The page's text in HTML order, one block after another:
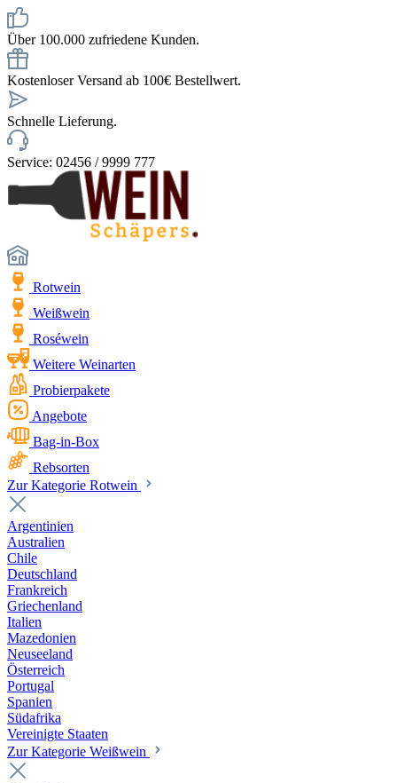
Über 100.000 zufriedene Kunden.
Kostenloser Versand ab 100€ Bestellwert.
Schnelle Lieferung.
Service: 02456 / 9999 777
Rotwein
Weißwein
Roséwein
Weitere Weinarten
Probierpakete
Angebote
Bag-in-Box
Rebsorten
Zur Kategorie Rotwein
Argentinien
Australien
Chile
Deutschland
Frankreich
Griechenland
Italien
Mazedonien
Neuseeland
Österreich
Portugal
Spanien
Südafrika
Vereinigte Staaten
Zur Kategorie Weißwein